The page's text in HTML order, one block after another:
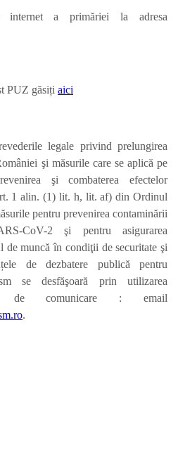
internet a primăriei la adresa
PUZ găsiți aici
legale privind prelungirea
şi măsurile care se aplică pe
şi combaterea efectelor
1 alin. (1) lit. h, lit. af) din Ordinul
pentru prevenirea contaminării
CoV-2 şi pentru asigurarea
de muncă în condiţii de securitate şi
de dezbatere publică pentru
se desfăşoară prin utilizarea
de comunicare : email
.